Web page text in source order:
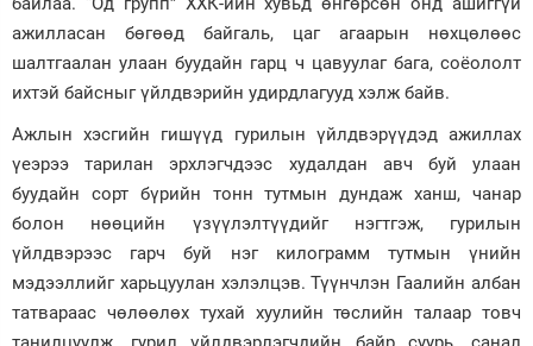
ажилласан бөгөөд байгаль, цаг агаарын нөхцөлөөс
шалтгаалан улаан буудайн гарц ч цавуулаг бага, соёололт
ихтэй байсныг үйлдвэрийн удирдлагууд хэлж байв.
Ажлын хэсгийн гишүүд гурилын үйлдвэрүүдэд ажиллах
үеэрээ тарилан эрхлэгчдээс худалдан авч буй улаан
буудайн сорт бүрийн тонн тутмын дундаж ханш, чанар
болон нөөцийн үзүүлэлтүүдийг нэгтгэж, гурилын
үйлдвэрээс гарч буй нэг килограмм тутмын үнийн
мэдээллийг харьцуулан хэлэлцэв. Түүнчлэн Гаалийн албан
татвараас чөлөөлөх тухай хуулийн төслийн талаар товч